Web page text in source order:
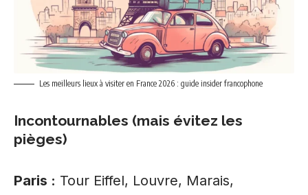
Les meilleurs lieux à visiter en France 2026 : guide insider francophone
Incontournables (mais évitez les
pièges)
Paris : Tour Eiffel, Louvre, Marais,